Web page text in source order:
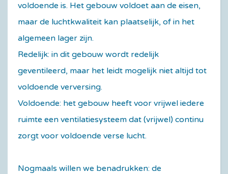
voldoende is. Het gebouw voldoet aan de eisen,
maar de luchtkwaliteit kan plaatselijk, of in het
algemeen lager zijn.
Redelijk: in dit gebouw wordt redelijk
geventileerd, maar het leidt mogelijk niet altijd tot
voldoende verversing.
Voldoende: het gebouw heeft voor vrijwel iedere
ruimte een ventilatiesysteem dat (vrijwel) continu
zorgt voor voldoende verse lucht.
Nogmaals willen we benadrukken: de